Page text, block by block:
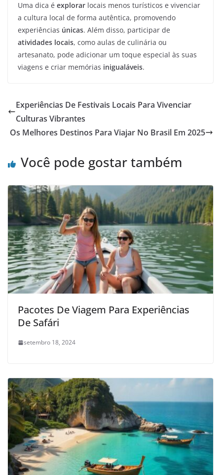
Uma dica é explorar locais menos turísticos e vivenciar
a cultura local de forma autêntica, promovendo
experiências únicas. Além disso, participar de
atividades locais, como aulas de culinária ou
artesanato, pode adicionar um toque especial às suas
viagens e criar memórias inigualáveis.
Experiências De Festivais Locais Para Vivenciar
Culturas Vibrantes
Os Melhores Destinos Para Viajar No Brasil Em 2025
Você pode gostar também
Pacotes De Viagem Para Experiências
De Safári
setembro 18, 2024